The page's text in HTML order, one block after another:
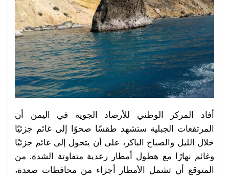
أفاد المركز الوطني للأرصاد الجوية في اليمن أن
المرتفعات الجبلية ستشهد طقسًا صحوًا إلى غائم جزئيًا
خلال الليل والصباح الباكر، على أن يتحول إلى غائم جزئيًا
وغائم نهارًا مع هطول أمطار رعدية متفاوتة الشدة. من
المتوقع أن تشمل الأمطار أجزاء من محافظات صعدة،